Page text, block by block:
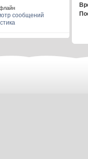
сообщений